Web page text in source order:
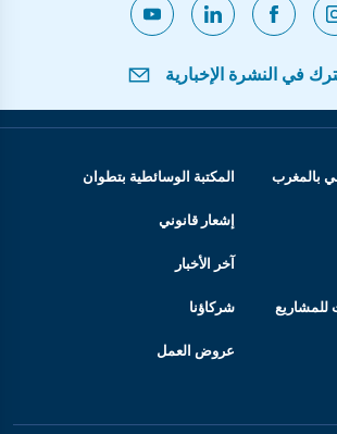
في النشرة الإخبارية
بالمغرب المكتبة الوسائطية بتطوان
إشعار قانوني
آخر الأخبار
للمشاريع شركاؤنا
عروض العمل